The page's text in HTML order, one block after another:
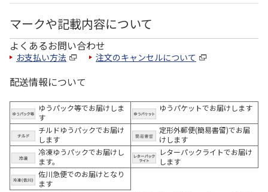
マークや記載内容について
よくあるお問い合わせ
お支払い方法 注文のキャンセルについて
配送情報について
ゆうパック等でお届けしま
す
ゆうパケットでお届けします
チルドゆうパックでお届け
します
定形外郵便(簡易書留)でお届
けします
冷凍ゆうパックでお届けし
ます。
レターパックライトでお届け
します
佐川急便でのお届けとなり
ます